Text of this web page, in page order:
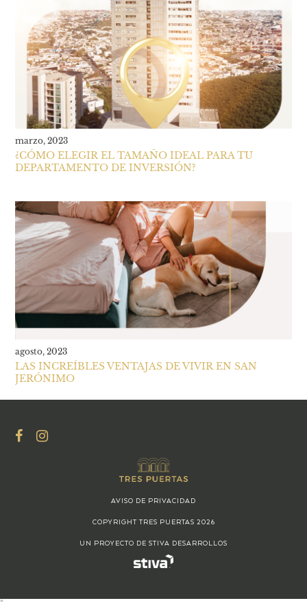
marzo, 2023
¿CÓMO ELEGIR EL TAMAÑO IDEAL PARA TU
DEPARTAMENTO DE INVERSIÓN?
agosto, 2023
LAS INCREÍBLES VENTAJAS DE VIVIR EN SAN
JERÓNIMO
AVISO DE PRIVACIDAD
COPYRIGHT TRES PUERTAS 2026
UN PROYECTO DE STIVA DESARROLLOS